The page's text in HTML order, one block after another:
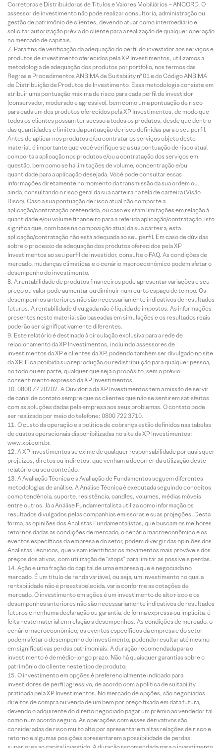
Corretoras e Distribuidoras de Títulos e Valores Mobiliários – ANCORD. O
assessor de investimento não pode realizar consultoria, administração ou
gestão de patrimônio de clientes, devendo atuar como intermediário e
solicitar autorização prévia do cliente para a realização de qualquer operação
no mercado de capitais.
Para fins de verificação da adequação do perfil do investidor aos serviços e
produtos de investimento oferecidos pela XP Investimentos, utilizamos a
metodologia de adequação dos produtos por portfólio, nos termos das
Regras e Procedimentos ANBIMA de Suitability nº 01 e do Código ANBIMA
de Distribuição de Produtos de Investimento. Essa metodologia consiste em
atribuir uma pontuação máxima de risco para cada perfil de investidor
(conservador, moderado e agressivo), bem como uma pontuação de risco
para cada um dos produtos oferecidos pela XP Investimentos, de modo que
todos os clientes possam ter acesso a todos os produtos, desde que dentro
das quantidades e limites da pontuação de risco definidas para o seu perfil.
Antes de aplicar nos produtos e/ou contratar os serviços objeto deste
material, é importante que você verifique se a sua pontuação de risco atual
comporta a aplicação nos produtos e/ou a contratação dos serviços em
questão, bem como se há limitações de volume, concentração e/ou
quantidade para a aplicação desejada. Você pode consultar essas
informações diretamente no momento da transmissão da sua ordem ou,
ainda, consultando o risco geral da sua carteira na tela de carteira (Visão
Risco). Caso a sua pontuação de risco atual não comporte a
aplicação/contratação pretendida, ou caso existam limitações em relação à
quantidade e/ou volume financeiro para a referida aplicação/contratação, isto
significa que, com base na composição atual da sua carteira, esta
aplicação/contratação não está adequada ao seu perfil. Em caso de dúvidas
sobre o processo de adequação dos produtos oferecidos pela XP
Investimentos ao seu perfil de investidor, consulte o FAQ. As condições de
mercado, mudanças climáticas e o cenário macroeconômico podem afetar o
desempenho do investimento.
A rentabilidade de produtos financeiros pode apresentar variações e seu
preço ou valor pode aumentar ou diminuir num curto espaço de tempo. Os
desempenhos anteriores não são necessariamente indicativos de resultados
futuros. A rentabilidade divulgada não é líquida de impostos. As informações
presentes neste material são baseadas em simulações e os resultados reais
poderão ser significativamente diferentes.
Este relatório é destinado à circulação exclusiva para a rede de
relacionamento da XP Investimentos, incluindo assessores de
investimentos da XP e clientes da XP, podendo também ser divulgado no site
da XP. Fica proibida sua reprodução ou redistribuição para qualquer pessoa,
no todo ou em parte, qualquer que seja o propósito, sem o prévio
consentimento expresso da XP Investimentos.
0800 77 20202. A Ouvidoria da XP Investimentos tem a missão de servir
de canal de contato sempre que os clientes que não se sentirem satisfeitos
com as soluções dadas pela empresa aos seus problemas. O contato pode
ser realizado por meio do telefone: 0800 722 3710.
O custo da operação e a política de cobrança estão definidos nas tabelas
de custos operacionais disponibilizadas no site da XP Investimentos:
www.xpi.com.br.
A XP Investimentos se exime de qualquer responsabilidade por quaisquer
prejuízos, diretos ou indiretos, que venham a decorrer da utilização deste
relatório ou seu conteúdo.
A Avaliação Técnica e a Avaliação de Fundamentos seguem diferentes
metodologias de análise. A Análise Técnica é executada seguindo conceitos
como tendência, suporte, resistência, candles, volumes, médias móveis
entre outros. Já a Análise Fundamentalista utiliza como informação os
resultados divulgados pelas companhias emissoras e suas projeções. Desta
forma, as opiniões dos Analistas Fundamentalistas, que buscam os melhores
retornos dadas as condições de mercado, o cenário macroeconômico e os
eventos específicos da empresa e do setor, podem divergir das opiniões dos
Analistas Técnicos, que visam identificar os movimentos mais prováveis dos
preços dos ativos, com utilização de “stops” para limitar as possíveis perdas.
Ação é uma fração do capital de uma empresa que é negociada no
mercado. É um título de renda variável, ou seja, um investimento no qual a
rentabilidade não é preestabelecida, varia conforme as cotações de
mercado. O investimento em ações é um investimento de alto risco e os
desempenhos anteriores não são necessariamente indicativos de resultados
futuros e nenhuma declaração ou garantia, de forma expressa ou implícita, é
feita neste material em relação a desempenhos. As condições de mercado, o
cenário macroeconômico, os eventos específicos da empresa e do setor
podem afetar o desempenho do investimento, podendo resultar até mesmo
em significativas perdas patrimoniais. A duração recomendada para o
investimento é de médio-longo prazo. Não há quaisquer garantias sobre o
patrimônio do cliente neste tipo de produto.
O investimento em opções é preferencialmente indicado para
investidores de perfil agressivo, de acordo com a política de suitability
praticada pela XP Investimentos. No mercado de opções, são negociados
direitos de compra ou venda de um bem por preço fixado em data futura,
devendo o adquirente do direito negociado pagar um prêmio ao vendedor tal
como num acordo seguro. As operações com esses derivativos são
consideradas de risco muito alto por apresentarem altas relações de risco e
retorno e algumas posições apresentarem a possibilidade de perdas